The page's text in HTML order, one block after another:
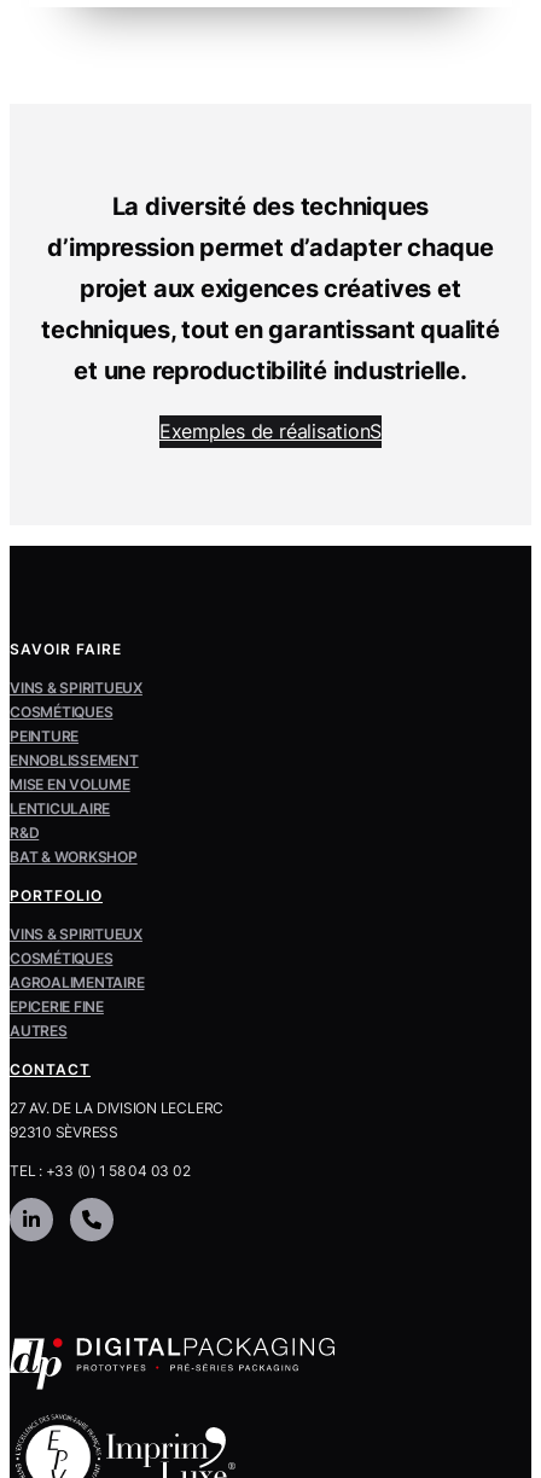
La diversité des techniques
d’impression permet d’adapter chaque
projet aux exigences créatives et
techniques, tout en garantissant qualité
et une reproductibilité industrielle.
Exemples de réalisationS
SAVOIR FAIRE
VINS & SPIRITUEUX
COSMÉTIQUES
PEINTURE
ENNOBLISSEMENT
MISE EN VOLUME
LENTICULAIRE
R&D
BAT & WORKSHOP
PORTFOLIO
VINS & SPIRITUEUX
COSMÉTIQUES
AGROALIMENTAIRE
EPICERIE FINE
AUTRES
CONTACT
27 AV. DE LA DIVISION LECLERC
92310 SÈVRESS
TEL : +33 (0) 1 58 04 03 02